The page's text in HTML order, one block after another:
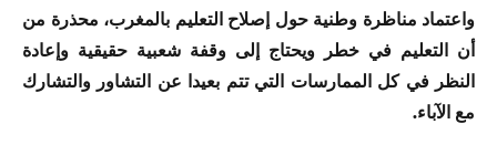
واعتماد مناظرة وطنية حول إصلاح التعليم بالمغرب، محذرة من
أن التعليم في خطر ويحتاج إلى وقفة شعبية حقيقية وإعادة
النظر في كل الممارسات التي تتم بعيدا عن التشاور والتشارك
مع الآباء.